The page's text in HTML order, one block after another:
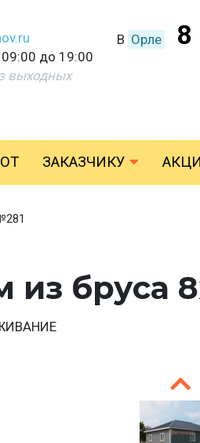
до 19:00
выходных
В Орле 8
ЗАКАЗЧИКУ
бруса